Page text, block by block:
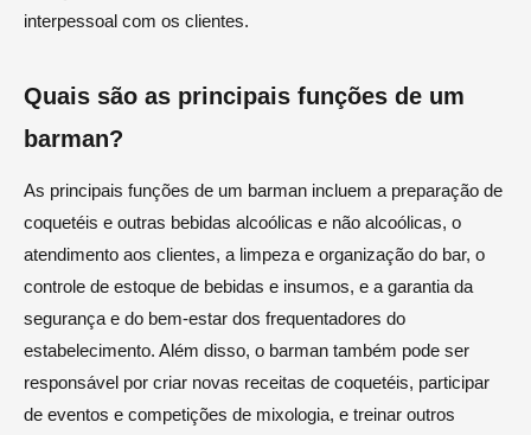
interpessoal com os clientes.
Quais são as principais funções de um
barman?
As principais funções de um barman incluem a preparação de
coquetéis e outras bebidas alcoólicas e não alcoólicas, o
atendimento aos clientes, a limpeza e organização do bar, o
controle de estoque de bebidas e insumos, e a garantia da
segurança e do bem-estar dos frequentadores do
estabelecimento. Além disso, o barman também pode ser
responsável por criar novas receitas de coquetéis, participar
de eventos e competições de mixologia, e treinar outros